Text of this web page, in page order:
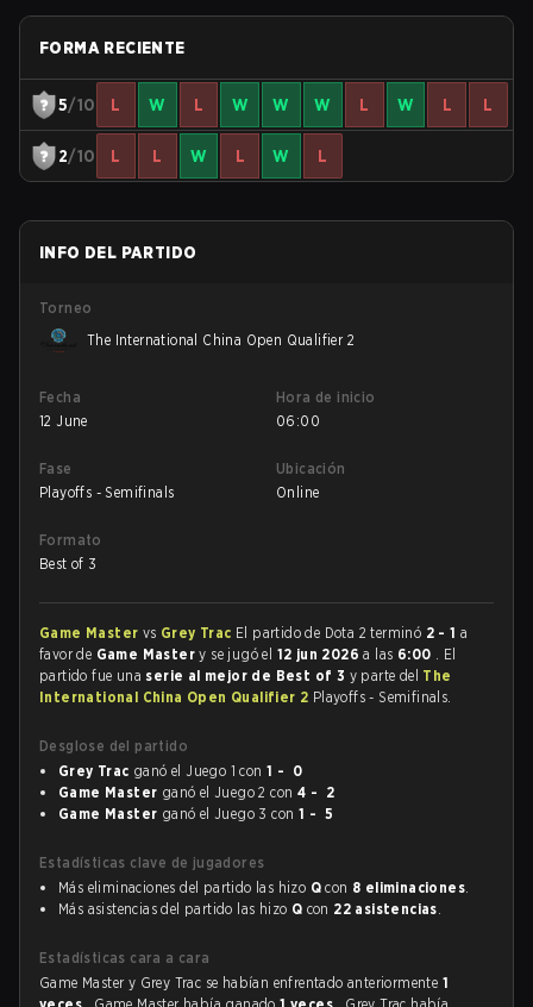
FORMA RECIENTE
5/10 L W L W W W L W L L
2/10 L L W L W L
INFO DEL PARTIDO
Torneo
The International China Open Qualifier 2
Fecha
12 June
Hora de inicio
06:00
Fase
Playoffs - Semifinals
Ubicación
Online
Formato
Best of 3
Game Master vs Grey Trac El partido de Dota 2 terminó 2 - 1 a
favor de Game Mastery se jugó el 12 jun 2026a las 6:00 . El
partido fue una serie al mejor de Best of 3 y parte del The
International China Open Qualifier 2 Playoffs - Semifinals.
Desglose del partido
Grey Trac ganó el Juego 1 con1 - 0
Game Master ganó el Juego 2 con 4 - 2
Game Master ganó el Juego 3 con 1 - 5
Estadísticas clave de jugadores
Más eliminaciones del partido las hizo Q con 8 eliminaciones.
Más asistencias del partido las hizo Q con 22 asistencias.
Estadísticas cara a cara
Game Master y Grey Trac se habían enfrentado anteriormente 1